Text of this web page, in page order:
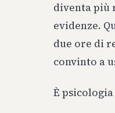
diventa più
evidenze.
due ore di
convinto a
È